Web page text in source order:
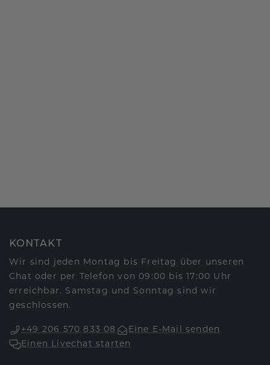
KONTAKT
Wir sind jeden Montag bis Freitag über unseren
Chat oder per Telefon von 09:00 bis 17:00 Uhr
erreichbar. Samstag und Sonntag sind wir
geschlossen.
+49 206 570 833 08
Eine E-Mail senden
Einen Livechat starten